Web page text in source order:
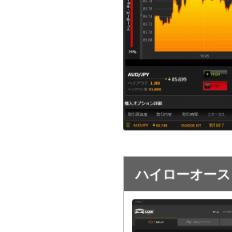
キ
ッ
プ
プ
ハイローオー